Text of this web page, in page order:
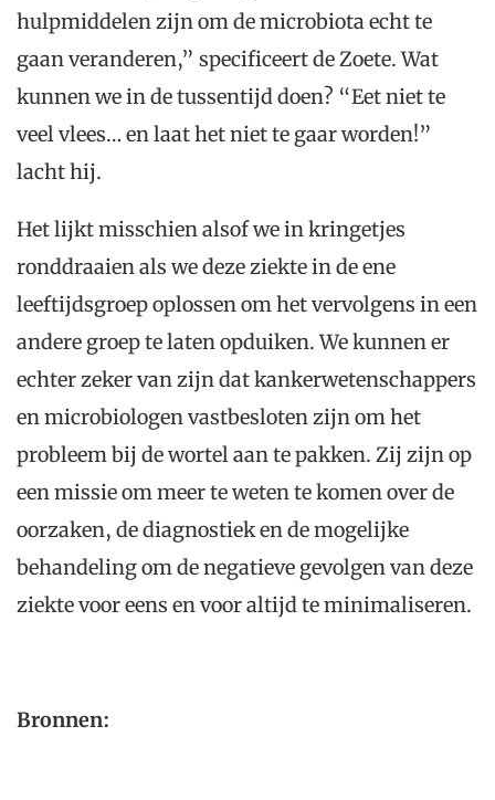
hulpmiddelen zijn om de microbiota echt te
gaan veranderen,” specificeert de Zoete. Wat
kunnen we in de tussentijd doen? “Eet niet te
veel vlees… en laat het niet te gaar worden!”
lacht hij.
Het lijkt misschien alsof we in kringetjes
ronddraaien als we deze ziekte in de ene
leeftijdsgroep oplossen om het vervolgens in een
andere groep te laten opduiken. We kunnen er
echter zeker van zijn dat kankerwetenschappers
en microbiologen vastbesloten zijn om het
probleem bij de wortel aan te pakken. Zij zijn op
een missie om meer te weten te komen over de
oorzaken, de diagnostiek en de mogelijke
behandeling om de negatieve gevolgen van deze
ziekte voor eens en voor altijd te minimaliseren.
Bronnen: